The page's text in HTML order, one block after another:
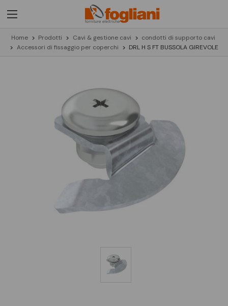
Home Prodotti Cavi & gestione cavi
condotti di supporto cavi
Accessori di fissaggio per coperchi
DRL H S FT BUSSOLA GIREVOLE